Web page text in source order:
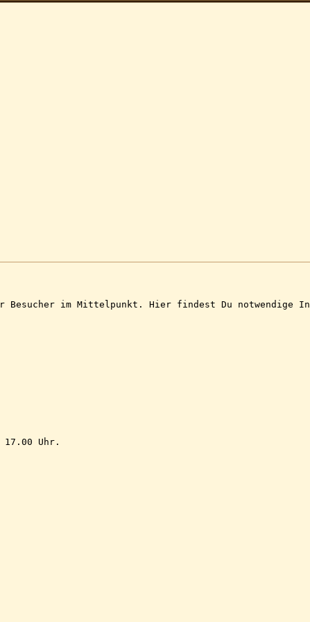
der Besucher im Mittelpunkt. Hier findest Du notwendige
17.00 Uhr.